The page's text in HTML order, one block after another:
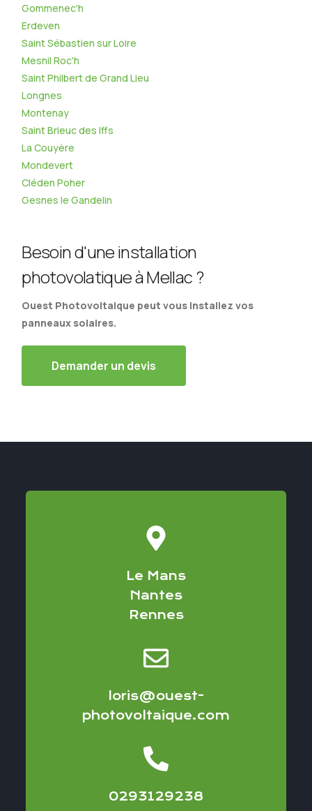
Gommenec'h
Erdeven
Saint Sébastien sur Loire
Mesnil Roc'h
Saint Philbert de Grand Lieu
Longnes
Montenay
Saint Brieuc des Iffs
La Couyère
Mondevert
Cléden Poher
Gesnes le Gandelin
Besoin d'une installation
photovolatique à Mellac ?
Ouest Photovoltaique peut vous installez vos
panneaux solaires.
Demander un devis
Le Mans
Nantes
Rennes
loris@ouest-
photovoltaique.com
0293129238